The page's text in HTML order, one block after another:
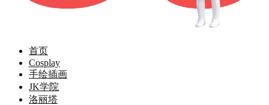
首页
Cosplay
手绘插画
JK学院
洛丽塔